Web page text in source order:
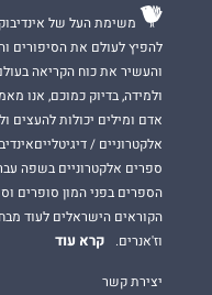
משימת העל של
להפיץ לעולם את הסיפורים
והעשיר את כוח הקריאה
ולמידה, בדיוק כמוכם, אנו
אדם ומילים יכולות להעצים
אלקטרוניים /
ספרים אלקטרוניים בשפה
הספרים בפני המון סופרים
הקוראים הישראלים לעוד
וז'אנרים.
קרא עוד
יצירת קשר